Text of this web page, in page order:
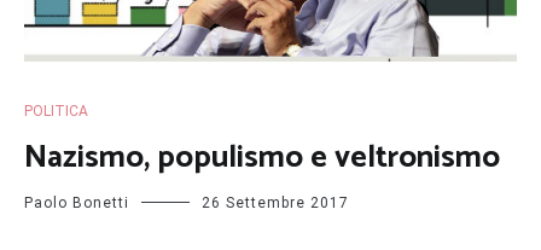
POLITICA
Nazismo, populismo e veltronismo
Paolo Bonetti 26 Settembre 2017